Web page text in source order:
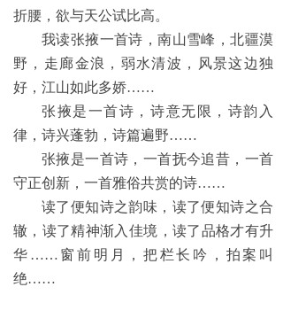
折腰，欲与天公试比高。
我读张掖一首诗，南山雪峰，北疆漠
野，走廊金浪，弱水清波，风景这边独
好，江山如此多娇……
张掖是一首诗，诗意无限，诗韵入
律，诗兴蓬勃，诗篇遍野……
张掖是一首诗，一首抚今追昔，一首
守正创新，一首雅俗共赏的诗……
读了便知诗之韵味，读了便知诗之合
辙，读了精神渐入佳境，读了品格才有升
华……窗前明月，把栏长吟，拍案叫
绝……